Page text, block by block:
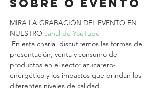
Sobre o evento
MIRA LA GRABACIÓN DEL EVENTO EN
NUESTRO canal de YouTube
presentación, venta y consumo de
productos en el sector azucarero-
energético y los impactos que brindan los
diferentes niveles de calidad.